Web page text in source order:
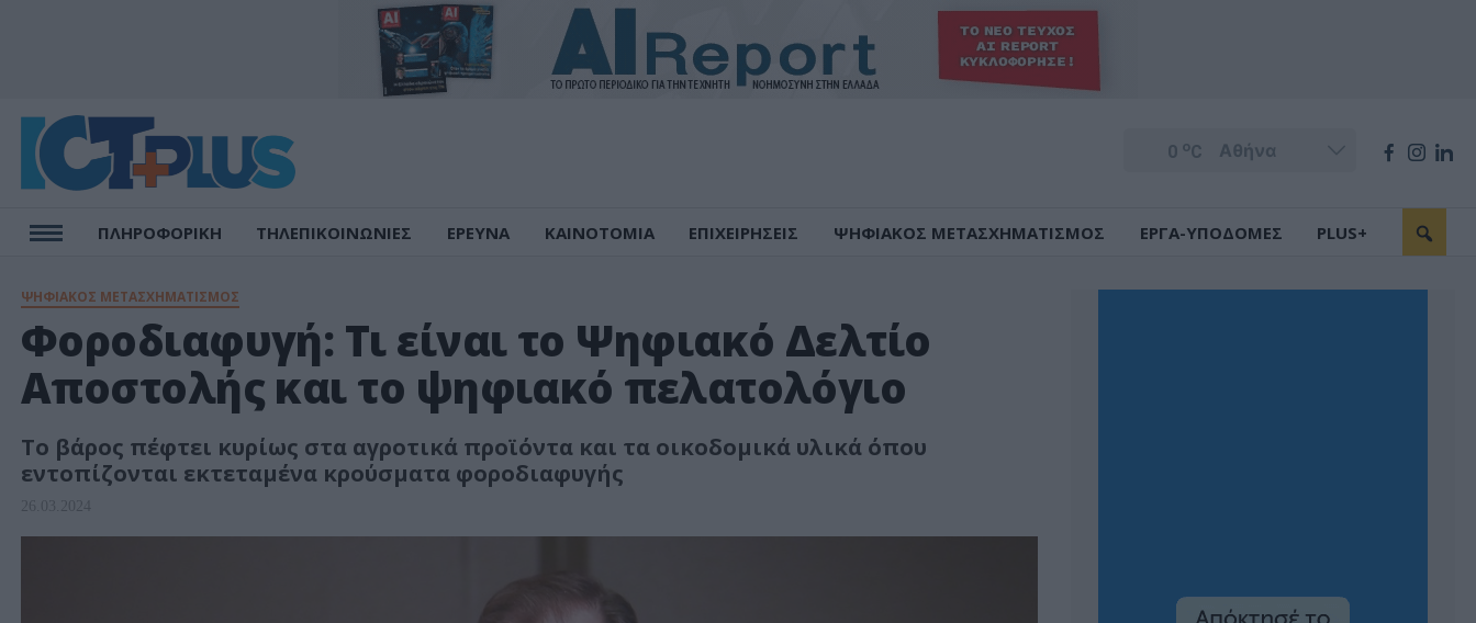
0 oC
ΠΛΗΡΟΦΟΡΙΚΗ ΤΗΛΕΠΙΚΟΙΝΩΝΙΕΣ ΕΡΕΥΝΑ ΚΑΙΝΟΤΟΜΙΑ ΕΠΙΧΕΙΡΗΣΕΙΣ ΨΗΦΙΑΚΟΣ ΜΕΤΑΣΧΗΜΑΤΙΣΜΟΣ ΕΡΓΑ-ΥΠΟΔΟΜΕΣ PLUS+
ΨΗΦΙΑΚΟΣ ΜΕΤΑΣΧΗΜΑΤΙΣΜΟΣ
Φοροδιαφυγή: Τι είναι το Ψηφιακό Δελτίο
Αποστολής και το ψηφιακό πελατολόγιο
Το βάρος πέφτει κυρίως στα αγροτικά προϊόντα και τα οικοδομικά υλικά όπου
εντοπίζονται εκτεταμένα κρούσματα φοροδιαφυγής
26.03.2024